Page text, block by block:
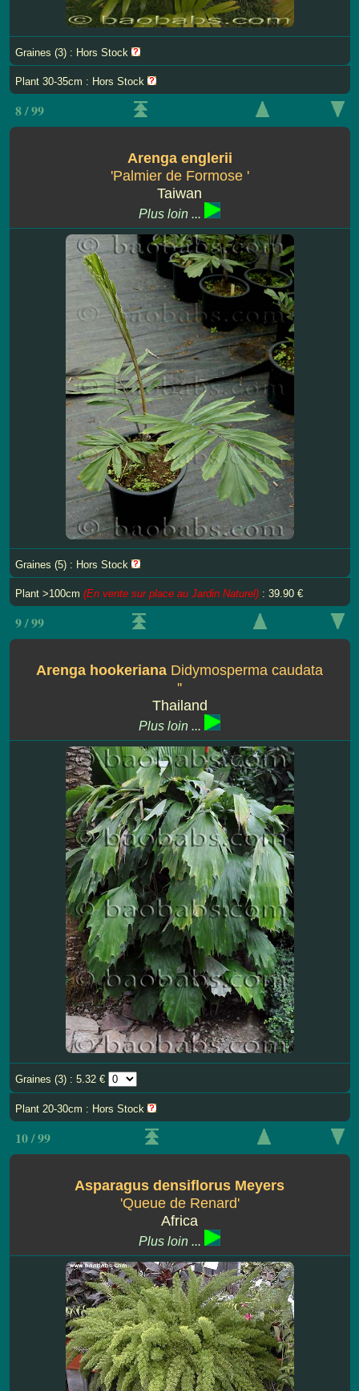
Graines (3) : Hors Stock
Plant 30-35cm : Hors Stock
8 / 99
Arenga englerii
'Palmier de Formose '
Taiwan
Plus loin ...
Graines (5) : Hors Stock
Plant >100cm (En vente sur place au Jardin Naturel): 39.90 €
9 / 99
Arenga hookeriana Didymosperma caudata
''
Thailand
Plus loin ...
Graines (3) : 5.32 €
Plant 20-30cm : Hors Stock
10 / 99
Asparagus densiflorus Meyers
'Queue de Renard'
Africa
Plus loin ...